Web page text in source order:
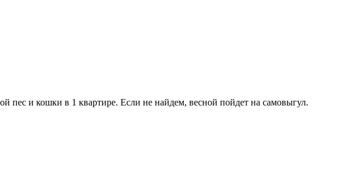
пес и кошки в 1 квартире. Если не найдем, весной пойдет на самовыгул.